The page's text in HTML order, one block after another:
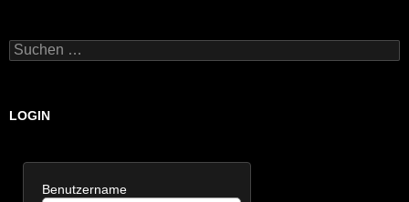
Suchen
nach:
LOGIN
Benutzername